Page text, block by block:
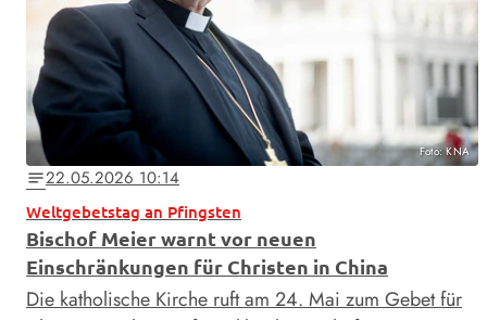
Foto: KNA
notes22.05.2026 10:14
Weltgebetstag an Pfingsten
Bischof Meier warnt vor neuen
Einschränkungen für Christen in China
Die katholische Kirche ruft am 24. Mai zum Gebet für